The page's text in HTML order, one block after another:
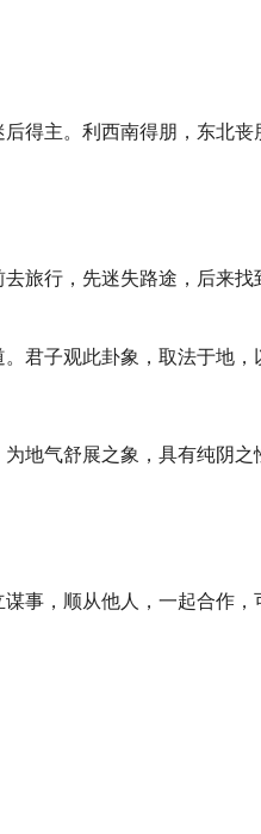
得主。利西南得朋，东北丧
旅行，先迷失路途，后来
君子观此卦象，取法于地，
地气舒展之象，具有纯阴
事，顺从他人，一起合作，